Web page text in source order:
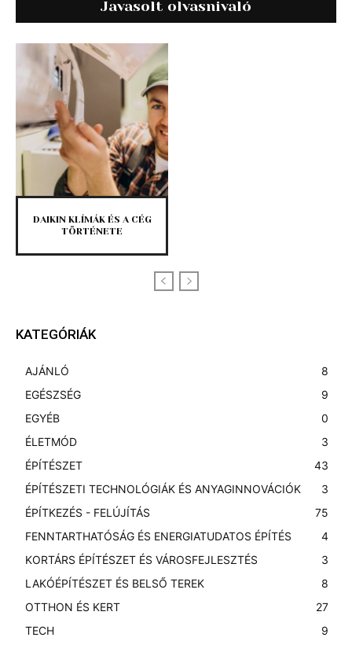
Javasolt olvasnivaló
DAIKIN KLÍMÁK ÉS A CÉG
TÖRTÉNETE
KATEGÓRIÁK
AJÁNLÓ
8
EGÉSZSÉG
9
EGYÉB
0
ÉLETMÓD
3
ÉPÍTÉSZET
43
ÉPÍTÉSZETI TECHNOLÓGIÁK ÉS ANYAGINNOVÁCIÓK
3
ÉPÍTKEZÉS - FELÚJÍTÁS
75
FENNTARTHATÓSÁG ÉS ENERGIATUDATOS ÉPÍTÉS
4
KORTÁRS ÉPÍTÉSZET ÉS VÁROSFEJLESZTÉS
3
LAKÓÉPÍTÉSZET ÉS BELSŐ TEREK
8
OTTHON ÉS KERT
27
TECH
9